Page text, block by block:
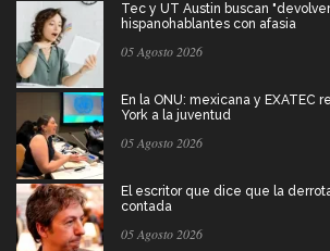
Tec y UT Austin buscan
hispanohablantes con afasia
05 Agosto 2026
En la ONU: mexicana y EXATEC
York a la juventud
05 Agosto 2026
El escritor que dice que la
contada
05 Agosto 2026